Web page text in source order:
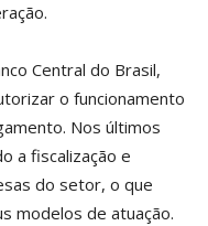
Central do Brasil,
o funcionamento
Nos últimos
a fiscalização e
do setor, o que
modelos de atuação.